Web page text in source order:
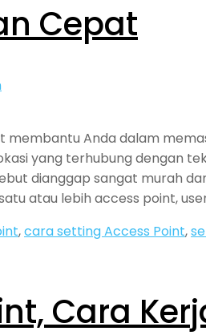
Cepat
membantu Anda dalam
yang terhubung dengan
dianggap sangat murah
atau lebih access point,
,cara setting Access Point,
Cara